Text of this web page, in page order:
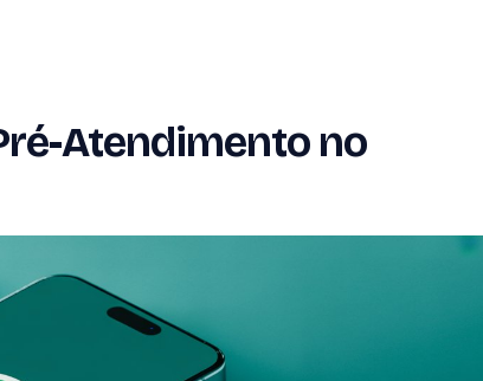
Atendimento no